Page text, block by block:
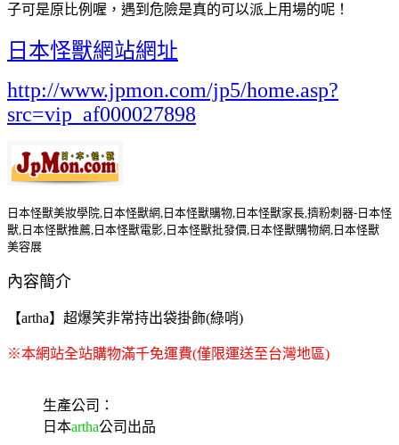
子可是原比例喔，遇到危險是真的可以派上用場的呢！
日本怪獸網站網址
http://www.jpmon.com/jp5/home.asp?
src=vip_af000027898
日本怪獸美妝學院,日本怪獸網,日本怪獸購物,日本怪獸家長,擠粉刺器-日本怪
獸,日本怪獸推薦,日本怪獸電影,日本怪獸批發價,日本怪獸購物網,日本怪獸
美容展
內容簡介
【artha】超爆笑非常持出袋掛飾(綠哨)
※本網站全站購物滿千免運費(僅限運送至台灣地區)
生產公司：
日本artha公司出品